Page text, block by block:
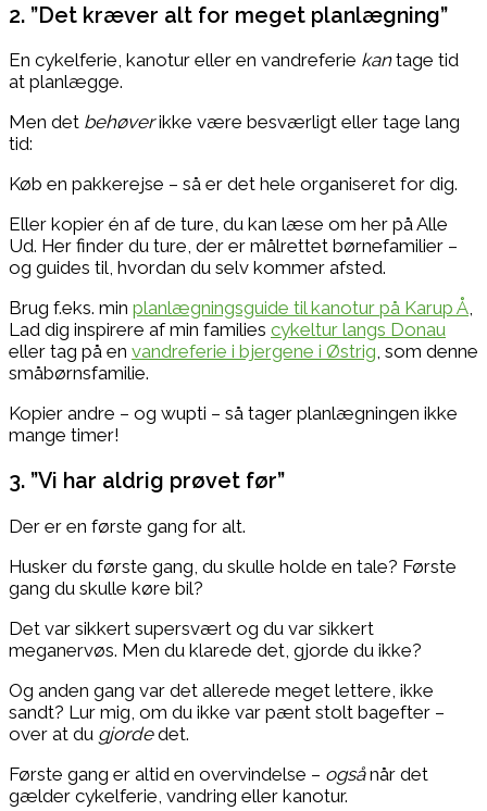
2. ”Det kræver alt for meget planlægning”
En cykelferie, kanotur eller en vandreferie kantage tid
at planlægge.
Men det behøverikke være besværligt eller tage lang
tid:
Køb en pakkerejse – så er det hele organiseret for dig.
Eller kopier én af de ture, du kan læse om her på Alle
Ud. Her finder du ture, der er målrettet børnefamilier –
og guides til, hvordan du selv kommer afsted.
Brug f.eks. min planlægningsguide til kanotur på Karup Å,
Lad dig inspirere af min families cykeltur langs Donau
eller tag på en vandreferie i bjergene i Østrig, som denne
småbørnsfamilie.
Kopier andre – og wupti – så tager planlægningen ikke
mange timer!
3. ”Vi har aldrig prøvet før”
Der er en første gang for alt.
Husker du første gang, du skulle holde en tale? Første
gang du skulle køre bil?
Det var sikkert supersvært og du var sikkert
meganervøs. Men du klarede det, gjorde du ikke?
Og anden gang var det allerede meget lettere, ikke
sandt? Lur mig, om du ikke var pænt stolt bagefter –
over at du gjordedet.
Første gang er altid en overvindelse – ogsånår det
gælder cykelferie, vandring eller kanotur.